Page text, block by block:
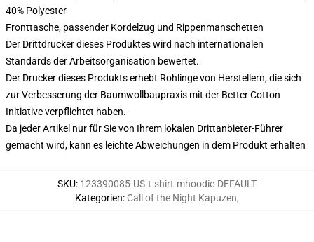
40% Polyester
Fronttasche, passender Kordelzug und Rippenmanschetten
Der Drittdrucker dieses Produktes wird nach internationalen
Standards der Arbeitsorganisation bewertet.
Der Drucker dieses Produkts erhebt Rohlinge von Herstellern, die sich
zur Verbesserung der Baumwollbaupraxis mit der Better Cotton
Initiative verpflichtet haben.
Da jeder Artikel nur für Sie von Ihrem lokalen Drittanbieter-Führer
gemacht wird, kann es leichte Abweichungen in dem Produkt erhalten
SKU: 123390085-US-t-shirt-mhoodie-DEFAULT
Kategorien: Call of the Night Kapuzen,